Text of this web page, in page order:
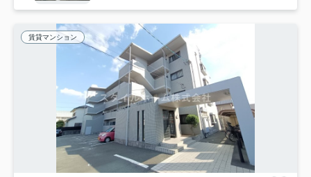
賃貸マンション